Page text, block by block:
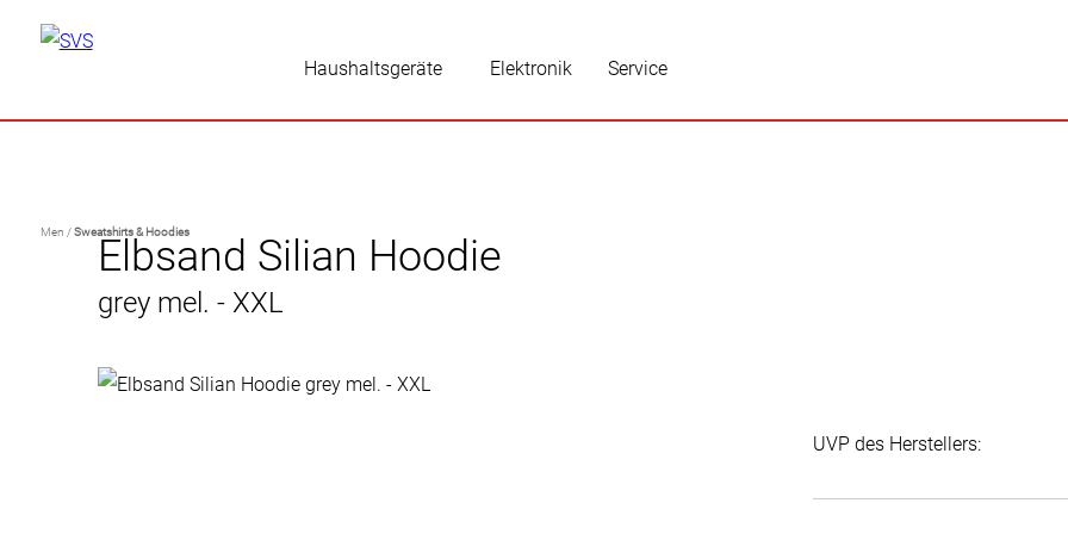
Haushaltsgeräte Elektronik Service
Men /Sweatshirts & Hoodies
Elbsand Silian Hoodie
grey mel. - XXL
UVP des Herstellers: